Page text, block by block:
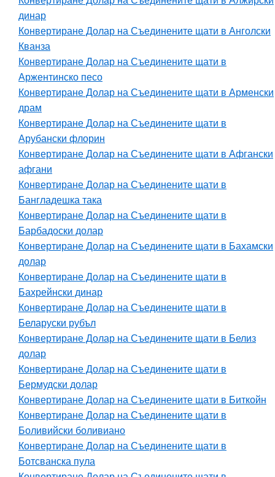
динар
Конвертиране Долар на Съединените щати в Анголски
Кванза
Конвертиране Долар на Съединените щати в
Аржентинско песо
Конвертиране Долар на Съединените щати в Арменски
драм
Конвертиране Долар на Съединените щати в
Арубански флорин
Конвертиране Долар на Съединените щати в Афгански
афгани
Конвертиране Долар на Съединените щати в
Бангладешка така
Конвертиране Долар на Съединените щати в
Барбадоски долар
Конвертиране Долар на Съединените щати в Бахамски
долар
Конвертиране Долар на Съединените щати в
Бахрейнски динар
Конвертиране Долар на Съединените щати в
Беларуски рубъл
Конвертиране Долар на Съединените щати в Белиз
долар
Конвертиране Долар на Съединените щати в
Бермудски долар
Конвертиране Долар на Съединените щати в Биткойн
Конвертиране Долар на Съединените щати в
Боливийски боливиано
Конвертиране Долар на Съединените щати в
Ботсванска пула